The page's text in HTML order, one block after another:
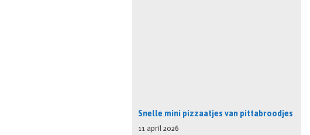
Snelle mini pizzaatjes van pittabroodjes
11 april 2026